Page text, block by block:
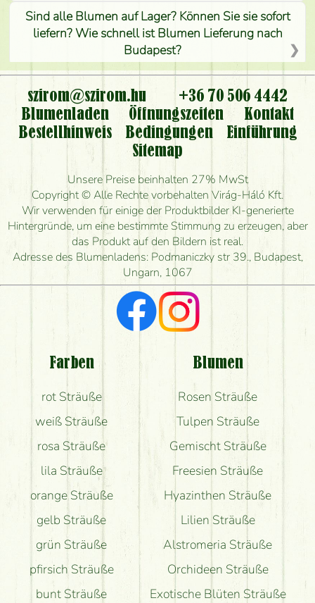
Sind alle Blumen auf Lager? Können Sie sie sofort
liefern? Wie schnell ist Blumen Lieferung nach
Budapest?
Ist der Blumenladen non stop geöffnet?
Kann ich den bestellten Blumenstrauß persönlich
nehmen oder nur per Blumenversand?
Ist eine Bestellung für ländliche Gebiete möglich?
Wie lange kann ich heute Blumen mit Lieferung
bestellen?
Wie schnell können Sie den Blumenstrauß
herstellen und wann können Sie ihn frühestens
liefern?
Ich suche rote Rosen, hast du welche?
Welche Rückmeldungen bekomme ich zum
Bekomme ich wirklich, was auf dem Bild zu sehen
szirom@szirom.hu
+36 70 506 4442
Blumenladen
Öffnungszeiten
Kontakt
Bestellhinweis
Bedingungen
Einführung
Sitemap
Unsere Preise beinhalten 27% MwSt
Copyright © Alle Rechte vorbehalten Virág-Háló Kft.
Wir verwenden für einige der Produktbilder KI-generierte
Hintergründe, um eine bestimmte Stimmung zu erzeugen, aber
das Produkt auf den Bildern ist real.
Adresse des Blumenladens: Podmaniczky str 39., Budapest,
Ungarn, 1067
Farben
rot Sträuße
weiß Sträuße
rosa Sträuße
lila Sträuße
orange Sträuße
gelb Sträuße
grün Sträuße
pfirsich Sträuße
bunt Sträuße
Blumen
Rosen Sträuße
Tulpen Sträuße
Gemischt Sträuße
Freesien Sträuße
Hyazinthen Sträuße
Lilien Sträuße
Alstromeria Sträuße
Orchideen Sträuße
Exotische Blüten Sträuße